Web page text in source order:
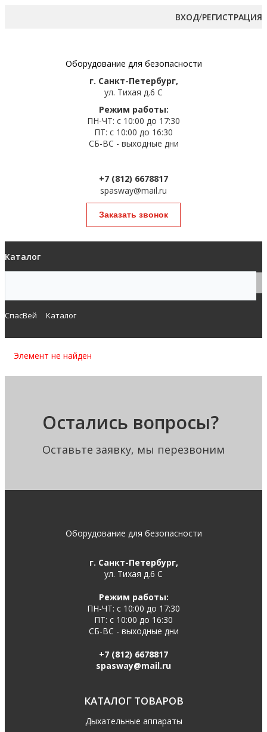
ВХОД/РЕГИСТРАЦИЯ
Оборудование для безопасности
г. Санкт-Петербург,
ул. Тихая д.6 С
Режим работы:
ПН-ЧТ: с 10:00 до 17:30
ПТ: с 10:00 до 16:30
СБ-ВС - выходные дни
+7 (812) 6678817
spasway@mail.ru
Заказать звонок
Каталог
СпасВей Каталог
Элемент не найден
Остались вопросы?
Оставьте заявку, мы перезвоним
Оборудование для безопасности
г. Санкт-Петербург,
ул. Тихая д.6 С
Режим работы:
ПН-ЧТ: с 10:00 до 17:30
ПТ: с 10:00 до 16:30
СБ-ВС - выходные дни
+7 (812) 6678817
spasway@mail.ru
КАТАЛОГ ТОВАРОВ
Дыхательные аппараты